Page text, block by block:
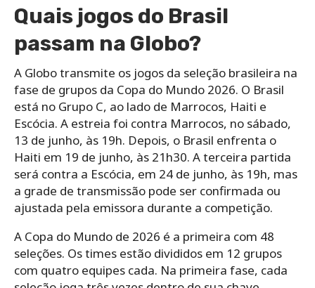
Quais jogos do Brasil
passam na Globo?
A Globo transmite os jogos da seleção brasileira na
fase de grupos da Copa do Mundo 2026. O Brasil
está no Grupo C, ao lado de Marrocos, Haiti e
Escócia. A estreia foi contra Marrocos, no sábado,
13 de junho, às 19h. Depois, o Brasil enfrenta o
Haiti em 19 de junho, às 21h30. A terceira partida
será contra a Escócia, em 24 de junho, às 19h, mas
a grade de transmissão pode ser confirmada ou
ajustada pela emissora durante a competição.
A Copa do Mundo de 2026 é a primeira com 48
seleções. Os times estão divididos em 12 grupos
com quatro equipes cada. Na primeira fase, cada